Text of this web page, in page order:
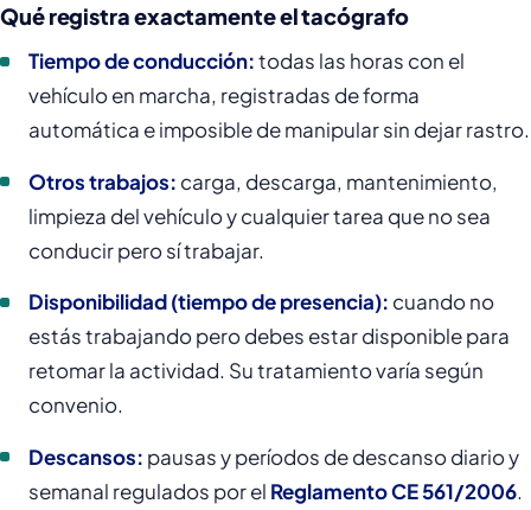
Qué registra exactamente el tacógrafo
Tiempo de conducción:todas las horas con el
vehículo en marcha, registradas de forma
automática e imposible de manipular sin dejar rastro.
Otros trabajos: carga, descarga, mantenimiento,
limpieza del vehículo y cualquier tarea que no sea
conducir pero sí trabajar.
Disponibilidad (tiempo de presencia): cuando no
estás trabajando pero debes estar disponible para
retomar la actividad. Su tratamiento varía según
convenio.
Descansos: pausas y períodos de descanso diario y
semanal regulados por el Reglamento CE 561/2006.